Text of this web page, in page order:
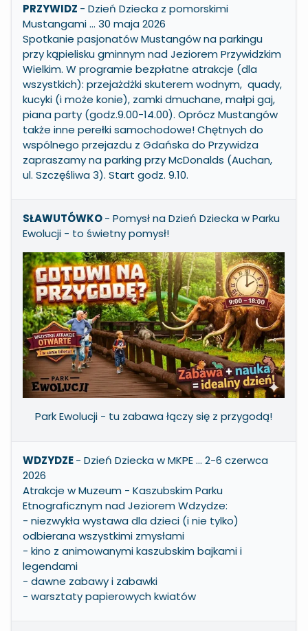
PRZYWIDZ - Dzień Dziecka z pomorskimi
Mustangami … 30 maja 2026
Spotkanie pasjonatów Mustangów na parkingu
przy kąpielisku gminnym nad Jeziorem Przywidzkim
Wielkim. W programie bezpłatne atrakcje (dla
wszystkich): przejażdżki skuterem wodnym, quady,
kucyki (i może konie), zamki dmuchane, małpi gaj,
piana party (godz.9.00-14.00). Oprócz Mustangów
także inne perełki samochodowe! Chętnych do
wspólnego przejazdu z Gdańska do Przywidza
zapraszamy na parking przy McDonalds (Auchan,
ul. Szczęśliwa 3). Start godz. 9.10.
SŁAWUTÓWKO- Pomysł na Dzień Dziecka w Parku
Ewolucji - to świetny pomysł!
Park Ewolucji - tu zabawa łączy się z przygodą!
WDZYDZE- Dzień Dziecka w MKPE … 2-6 czerwca
2026
Atrakcje w Muzeum - Kaszubskim Parku
Etnograficznym nad Jeziorem Wdzydze:
- niezwykła wystawa dla dzieci (i nie tylko)
odbierana wszystkimi zmysłami
- kino z animowanymi kaszubskim bajkami i
legendami
- dawne zabawy i zabawki
- warsztaty papierowych kwiatów